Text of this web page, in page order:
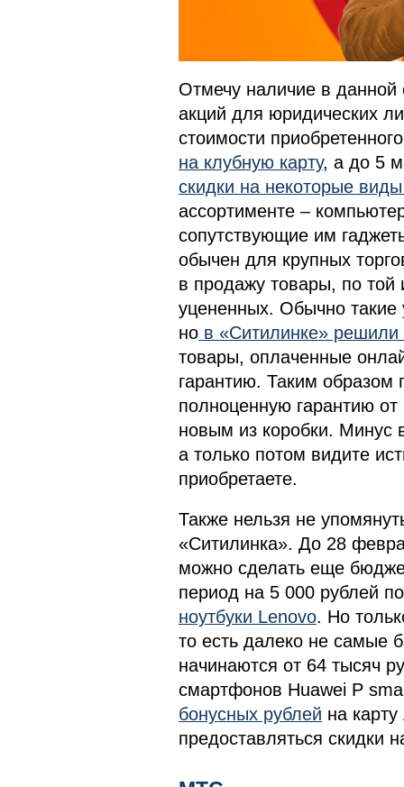
Отмечу наличие в данной
акций для юридических
стоимости
на клубную карту, а до 5
скидки на некоторые
ассортименте –
сопутствующие им
обычен для крупных
в продажу товары, по той
уцененных. Обычно такие
но в «Ситилинке» решили
товары, оплаченные
гарантию. Таким образом
полноценную гарантию
новым из коробки. Минус
а только потом видите
приобретаете.
Также нельзя не
«Ситилинка». До 28
можно сделать еще
период на 5 000 рублей
ноутбуки Lenovo. Но
то есть далеко не самые
начинаются от 64 тысяч
смартфонов Huawei P
бонусных рублей на
предоставляться скидки